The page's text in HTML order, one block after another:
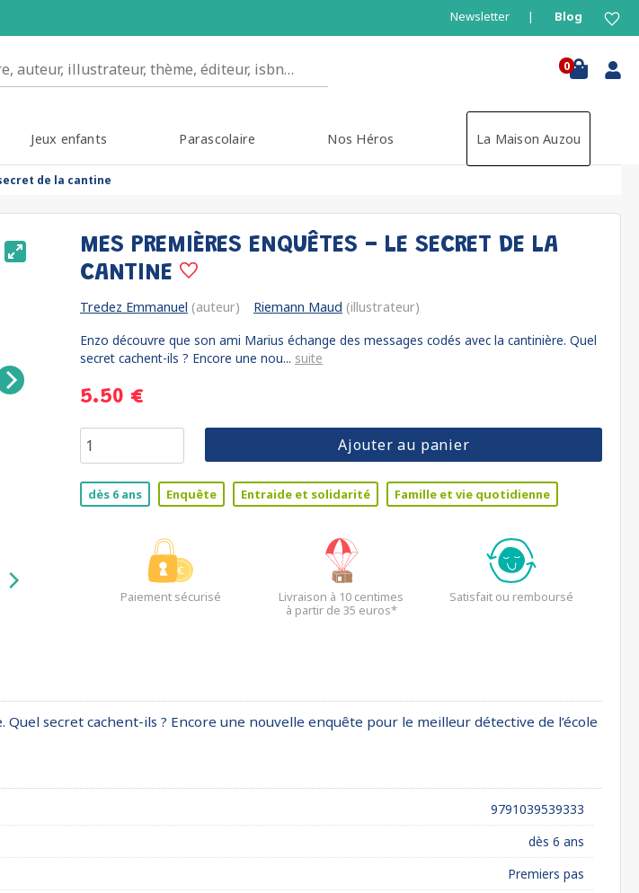
Newsletter Blog
0
Jeux enfants Parascolaire Nos Héros La Maison Auzou
de la cantine
MES PREMIÈRES ENQUÊTES - LE SECRET DE LA
CANTINE
Tredez Emmanuel (auteur) Riemann Maud (illustrateur)
Enzo découvre que son ami Marius échange des messages codés avec la cantinière. Quel
secret cachent-ils ? Encore une nou... suite
5.50 €
Ajouter au panier
dès 6 ans Enquête Entraide et solidarité Famille et vie quotidienne
Paiement sécurisé
Livraison à 10 centimes
à partir de 35 euros*
Satisfait ou remboursé
secret cachent-ils ? Encore une nouvelle enquête pour le meilleur détective de l’école
9791039539333
dès 6 ans
Premiers pas